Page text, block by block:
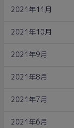
2021年11月
2021年10月
2021年9月
2021年8月
2021年7月
2021年6月